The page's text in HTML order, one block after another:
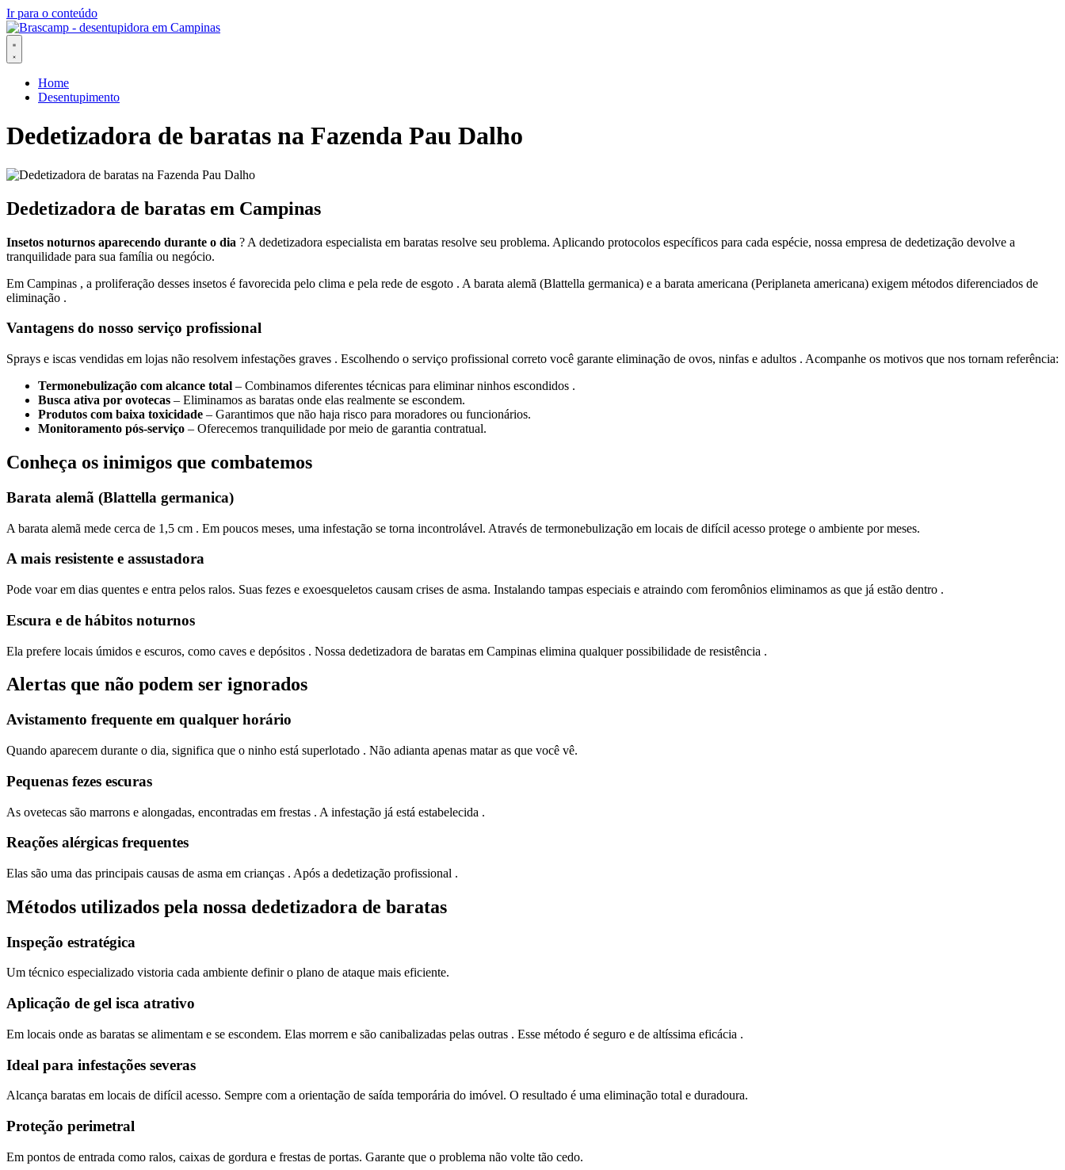
Ir para o conteúdo
Home
Desentupimento
Dedetizadora de baratas na Fazenda Pau Dalho
Dedetizadora de baratas em Campinas
Insetos noturnos aparecendo durante o dia ? A dedetizadora especialista em baratas resolve seu problema. Aplicando protocolos específicos para cada espécie, nossa empresa de dedetização devolve a
tranquilidade para sua família ou negócio.
Em Campinas , a proliferação desses insetos é favorecida pelo clima e pela rede de esgoto . A barata alemã (Blattella germanica) e a barata americana (Periplaneta americana) exigem métodos diferenciados de
eliminação .
Vantagens do nosso serviço profissional
Sprays e iscas vendidas em lojas não resolvem infestações graves . Escolhendo o serviço profissional correto você garante eliminação de ovos, ninfas e adultos . Acompanhe os motivos que nos tornam referência:
Termonebulização com alcance total – Combinamos diferentes técnicas para eliminar ninhos escondidos .
Busca ativa por ovotecas – Eliminamos as baratas onde elas realmente se escondem.
Produtos com baixa toxicidade – Garantimos que não haja risco para moradores ou funcionários.
Monitoramento pós-serviço – Oferecemos tranquilidade por meio de garantia contratual.
Conheça os inimigos que combatemos
Barata alemã (Blattella germanica)
A barata alemã mede cerca de 1,5 cm . Em poucos meses, uma infestação se torna incontrolável. Através de termonebulização em locais de difícil acesso protege o ambiente por meses.
A mais resistente e assustadora
Pode voar em dias quentes e entra pelos ralos. Suas fezes e exoesqueletos causam crises de asma. Instalando tampas especiais e atraindo com feromônios eliminamos as que já estão dentro .
Escura e de hábitos noturnos
Ela prefere locais úmidos e escuros, como caves e depósitos . Nossa dedetizadora de baratas em Campinas elimina qualquer possibilidade de resistência .
Alertas que não podem ser ignorados
Avistamento frequente em qualquer horário
Quando aparecem durante o dia, significa que o ninho está superlotado . Não adianta apenas matar as que você vê.
Pequenas fezes escuras
As ovetecas são marrons e alongadas, encontradas em frestas . A infestação já está estabelecida .
Reações alérgicas frequentes
Elas são uma das principais causas de asma em crianças . Após a dedetização profissional .
Métodos utilizados pela nossa dedetizadora de baratas
Inspeção estratégica
Um técnico especializado vistoria cada ambiente definir o plano de ataque mais eficiente.
Aplicação de gel isca atrativo
Em locais onde as baratas se alimentam e se escondem. Elas morrem e são canibalizadas pelas outras . Esse método é seguro e de altíssima eficácia .
Ideal para infestações severas
Alcança baratas em locais de difícil acesso. Sempre com a orientação de saída temporária do imóvel. O resultado é uma eliminação total e duradoura.
Proteção perimetral
Em pontos de entrada como ralos, caixas de gordura e frestas de portas. Garante que o problema não volte tão cedo.